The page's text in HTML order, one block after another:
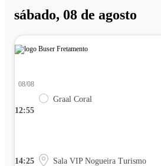
sábado, 08 de agosto
12:55
08/08
Graal Coral
14:25 Sala VIP Nogueira Turismo